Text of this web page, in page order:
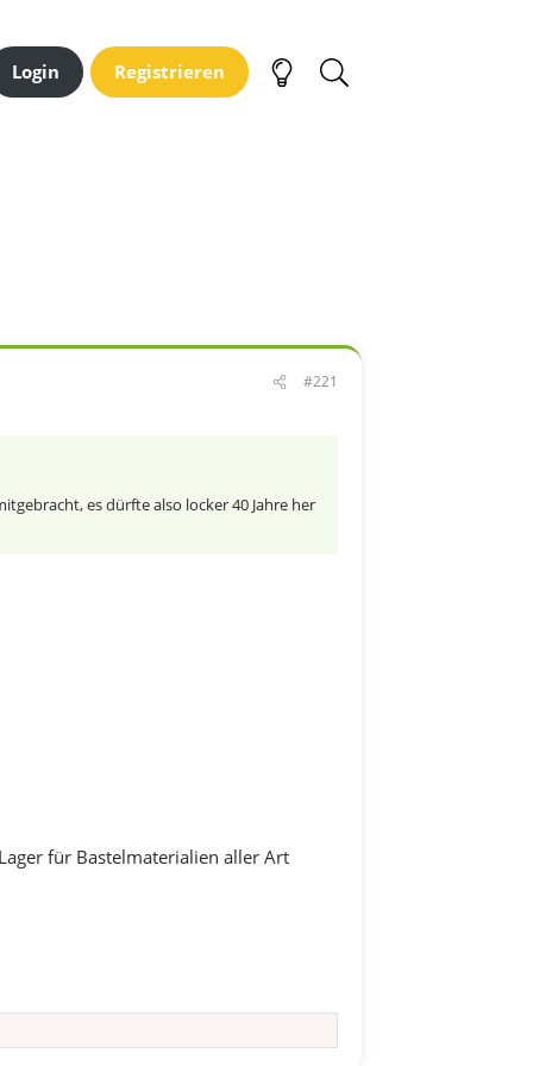
Login Registrieren
#221
es dürfte also locker 40 Jahre her
für Bastelmaterialien aller Art